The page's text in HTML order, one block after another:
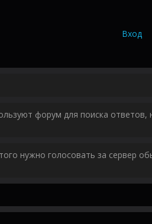
Вход
форум для поиска ответов,
нужно голосовать за сервер